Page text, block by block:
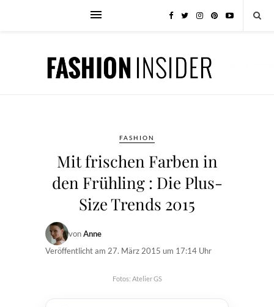
FASHION
Mit frischen Farben in
den Frühling : Die Plus-
Size Trends 2015
vonAnne
Veröffentlicht am 27. März 2015 um 17:14 Uhr
Fotos: Atelier GS